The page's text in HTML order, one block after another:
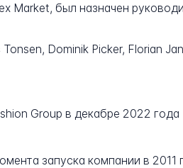
Market, был назначен
Dominik Picker, Florian
Group в декабре 2022 года
запуска компании в 2011